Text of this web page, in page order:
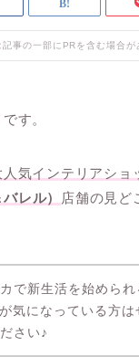
事の一部にPRを含む場合が
す。
気インテリアショ
レル）
店舗の見ど
で新生活を始めら
気になっている方は
さい♪